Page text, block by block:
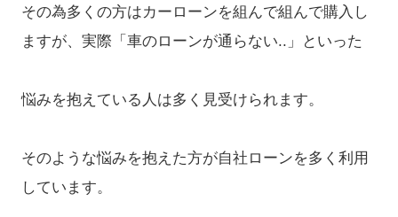
その為多くの方はカーローンを組んで組んで購入し
ますが、実際「車のローンが通らない..」といった
悩みを抱えている人は多く見受けられます。
そのような悩みを抱えた方が自社ローンを多く利用
しています。